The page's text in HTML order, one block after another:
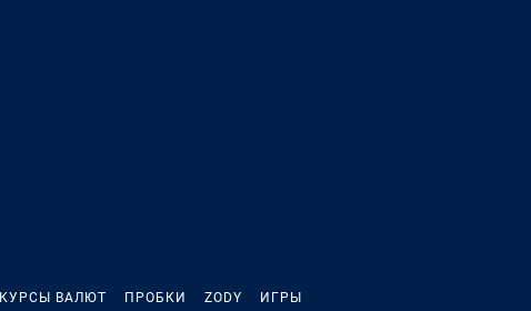
КУРСЫ ВАЛЮТ ПРОБКИ ZODY ИГРЫ